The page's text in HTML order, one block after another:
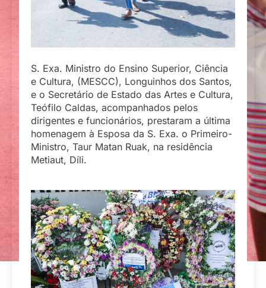
S. Exa. Ministro do Ensino Superior, Ciência
e Cultura, (MESCC), Longuinhos dos Santos,
e o Secretário de Estado das Artes e Cultura,
Teófilo Caldas, acompanhados pelos
dirigentes e funcionários, prestaram a última
homenagem à Esposa da S. Exa. o Primeiro-
Ministro, Taur Matan Ruak, na residência
Metiaut, Díli.